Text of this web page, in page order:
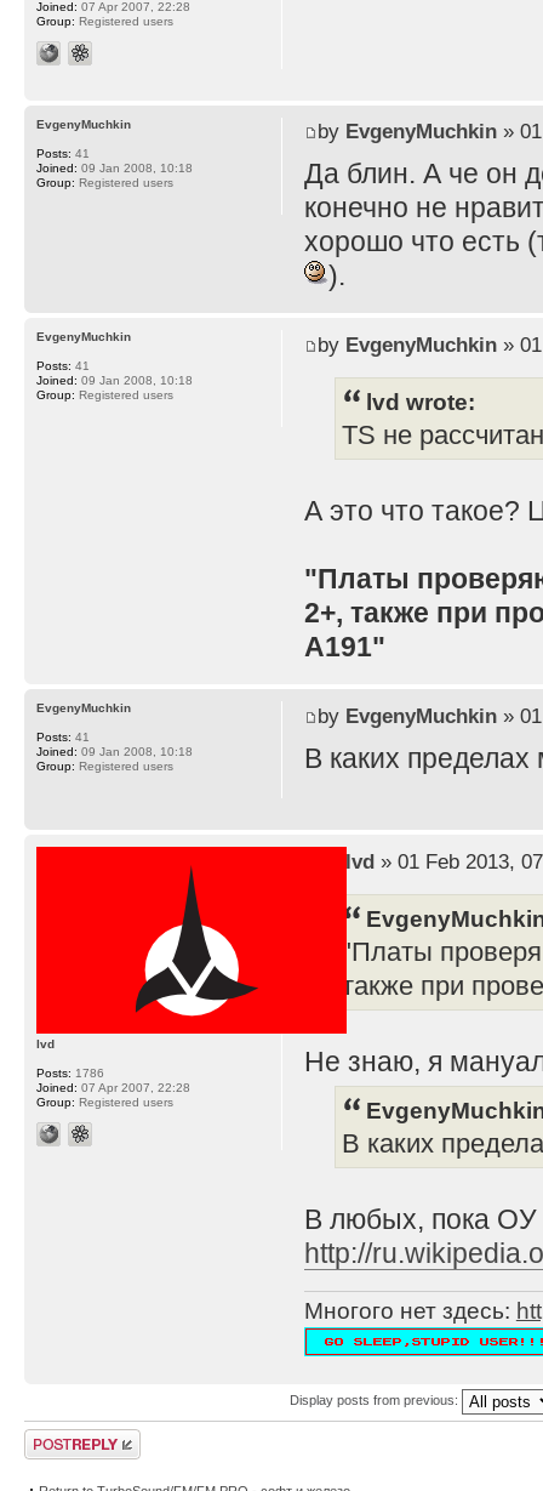
Joined: 07 Apr 2007, 22:28
Group: Registered users
by EvgenyMuchkin» 01
Да блин. А че он
конечно не
хорошо что есть
).
EvgenyMuchkin
Posts: 41
Joined: 09 Jan 2008, 10:18
Group: Registered users
by EvgenyMuchkin» 01
lvd wrote:
TS не
А это что такое?
"Платы
2+, также при
A191"
EvgenyMuchkin
Posts: 41
Joined: 09 Jan 2008, 10:18
Group: Registered users
by EvgenyMuchkin» 01
В каких
EvgenyMuchkin
Posts: 41
Joined: 09 Jan 2008, 10:18
Group: Registered users
lvd» 01 Feb 2013,
"Платы
также при
Не знаю, я
В каких
В любых, пока ОУ
http://
Многого нет здесь:
lvd
Posts: 1786
Joined: 07 Apr 2007, 22:28
Group: Registered users
Display posts from previous:
Post a reply